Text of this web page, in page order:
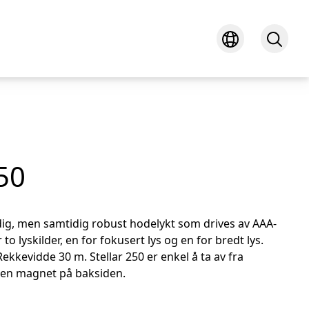
men samtidig robust hodelykt som drives av AAA-
to lyskilder, en for fokusert lys og en for bredt lys.
30 m. Stellar 250 er enkel å ta av fra
magnet på baksiden.